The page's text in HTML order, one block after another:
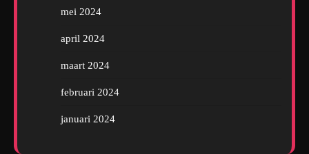
mei 2024
april 2024
maart 2024
februari 2024
januari 2024